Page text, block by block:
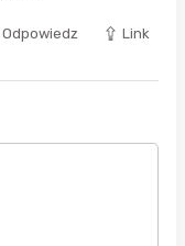
Odpowiedz Link